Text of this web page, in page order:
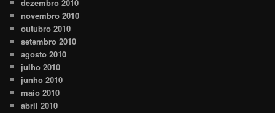
dezembro 2010
novembro 2010
outubro 2010
setembro 2010
agosto 2010
julho 2010
junho 2010
maio 2010
abril 2010